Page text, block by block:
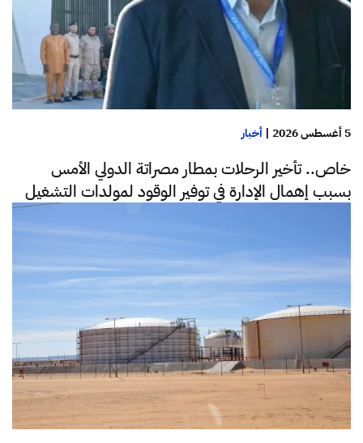
5 أغسطس 2026 | أخبار
خاص.. تأخير الرحلات بمطار مصراتة الدولي الأمس
بسبب إهمال الإدارة في توفير الوقود لمولدات التشغيل